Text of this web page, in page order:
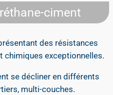
ciment
des résistances
chimiques exceptionnelles.
se décliner en différents
multi-couches.